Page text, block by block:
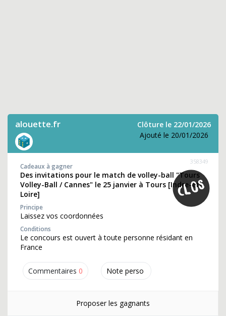
alouette.fr
Clôture le 22/01/2026
Ajouté le 20/01/2026
Commentaires 0 Note perso
358349
Cadeaux à gagner
Des invitations pour le match de volley-ball "Tours
Volley-Ball / Cannes" le 25 janvier à Tours [Indre-et-
Loire]
Principe
Laissez vos coordonnées
Conditions
Le concours est ouvert à toute personne résidant en
France
Proposer les gagnants